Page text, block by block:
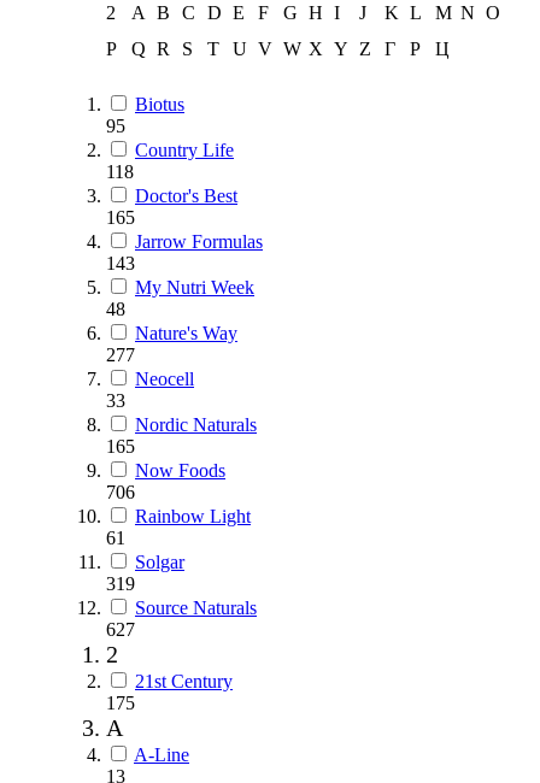
2
A B C D E F G H I J K L M N O
P
Q R S T U V W X Y Z Г Р Ц
Biotus
95
Country Life
118
Doctor's Best
165
Jarrow Formulas
143
My Nutri Week
48
Nature's Way
277
Neocell
33
Nordic Naturals
165
Now Foods
706
Rainbow Light
61
Solgar
319
Source Naturals
627
2
21st Century
175
A
A-Line
13